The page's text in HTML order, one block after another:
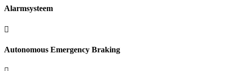
Alarmsysteem
Autonomous Emergency Braking